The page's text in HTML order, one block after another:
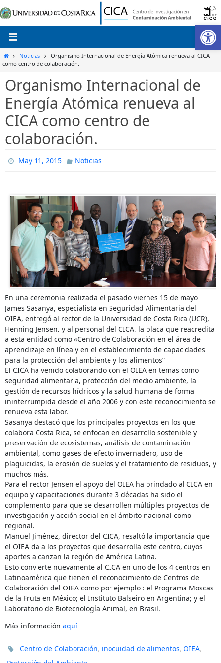
al
contenido
InicioNoticias
Organismo Internacional de Energía Atómica renueva al CICA
como centro de colaboración.
Organismo Internacional de
Energía Atómica renueva al
CICA como centro de
colaboración.
May 11, 2015 Noticias
En una ceremonia realizada el pasado viernes 15 de mayo
James Sasanya, especialista en Seguridad Alimentaria del
OIEA, entregó al rector de la Universidad de Costa Rica (UCR),
Henning Jensen, y al personal del CICA, la placa que reacredita
a esta entidad como «Centro de Colaboración en el área de
aprendizaje en línea y en el establecimiento de capacidades
para la protección del ambiente y los alimentos”
El CICA ha venido colaborando con el OIEA en temas como
seguridad alimentaria, protección del medio ambiente, la
gestión de recursos hídricos y la salud humana de forma
ininterrumpida desde el año 2006 y con este reconocimiento se
renueva esta labor.
Sasanya destacó que los principales proyectos en los que
colabora Costa Rica, se enfocan en desarrollo sostenible y
preservación de ecosistemas, análisis de contaminación
ambiental, como gases de efecto invernadero, uso de
plaguicidas, la erosión de suelos y el tratamiento de residuos, y
muchos más.
Para el rector Jensen el apoyo del OIEA ha brindado al CICA en
equipo y capacitaciones durante 3 décadas ha sido el
complemento para que se desarrollen múltiples proyectos de
investigación y acción social en el ámbito nacional como
regional.
Manuel Jiménez, director del CICA, resaltó la importancia que
el OIEA da a los proyectos que desarrolla este centro, cuyos
aportes alcanzan la región de América Latina.
Esto convierte nuevamente al CICA en uno de los 4 centros en
Latinoamérica que tienen el reconocimiento de Centros de
Colaboración del OIEA como por ejemplo : el Programa Moscas
de la Fruta en México; el Instituto Balseiro en Argentina; y el
Laboratorio de Biotecnología Animal, en Brasil.
Más información aquí
Centro de Colaboración, inocuidad de alimentos,OIEA,